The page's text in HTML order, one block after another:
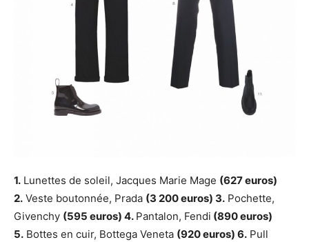
1. Lunettes de soleil, Jacques Marie Mage (627 euros)
2. Veste boutonnée, Prada (3 200 euros) 3. Pochette,
Givenchy (595 euros) 4. Pantalon, Fendi (890 euros)
5. Bottes en cuir, Bottega Veneta (920 euros) 6. Pull